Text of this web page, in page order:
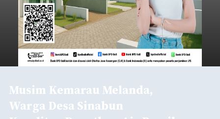
Musim Kemarau Melanda,
Warga Desa Sinabun